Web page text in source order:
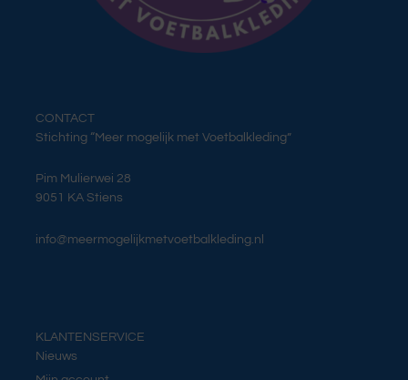
CONTACT
Stichting “Meer mogelijk met Voetbalkleding”
Pim Mulierwei 28
9051 KA Stiens
info@meermogelijkmetvoetbalkleding.nl
KLANTENSERVICE
Nieuws